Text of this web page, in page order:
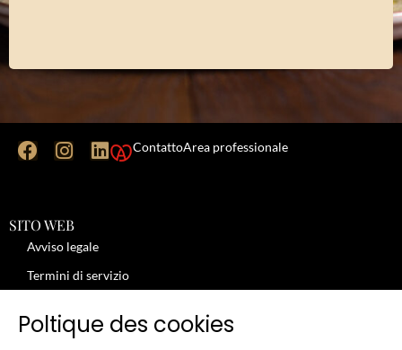
ContattoArea professionale
SITO WEB
Avviso legale
Termini di servizio
Politica sui cookie
Poltique des cookies